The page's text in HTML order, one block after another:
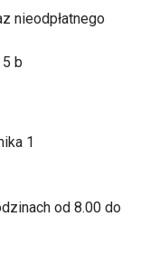
nieodpłatnego
b
1
od 8.00 do